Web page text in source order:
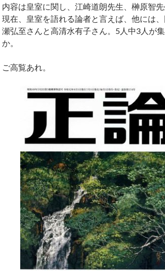
o
o
t
Li
n
a
内容は皇室に関し、江崎道朗先生、榊原智先
現在、皇室を語れる論者と言えば、他には
瀬弘至さんと高清水有子さん。5人中3人が
か。
ご高覧あれ。